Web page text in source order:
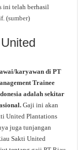
ini telah berhasil
(sumber)
karyawan di PT
Trainee
adalah sekitar
Gaji ini akan
United Plantations
juga tunjangan
Sakti United